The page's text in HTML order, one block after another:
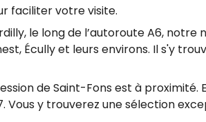
faciliter votre visite.
le long de l’autoroute A6, notre
Écully et leurs environs. Il s'y
de Saint-Fons est à proximité.
Vous y trouverez une sélection